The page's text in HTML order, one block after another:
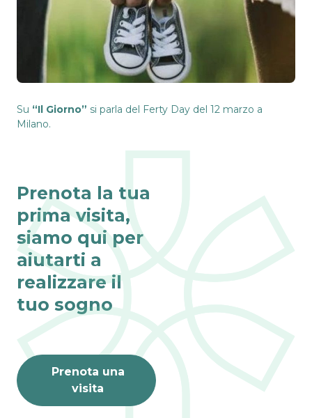
Su “Il Giorno” si parla del Ferty Day del 12 marzo a
Milano.
Prenota la tua
prima visita,
siamo qui per
aiutarti a
realizzare il
tuo sogno
Prenota una
visita